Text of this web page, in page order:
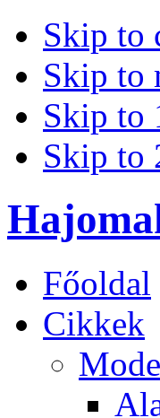
Skip to
Skip to
Skip to
Skip to
Főoldal
Cikkek